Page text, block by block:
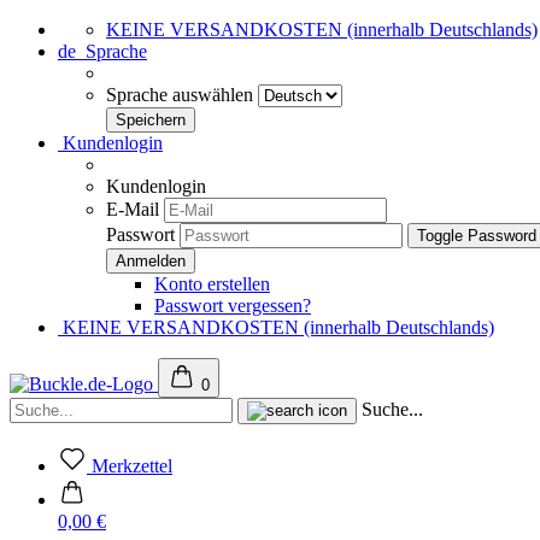
KEINE VERSANDKOSTEN (innerhalb Deutschlands)
de Sprache
Sprache auswählen
Kundenlogin
Kundenlogin
E-Mail
Passwort
Toggle
Konto erstellen
Passwort vergessen?
KEINE VERSANDKOSTEN (innerhalb Deutschlands)
0
Suche...
Merkzettel
0,00 €